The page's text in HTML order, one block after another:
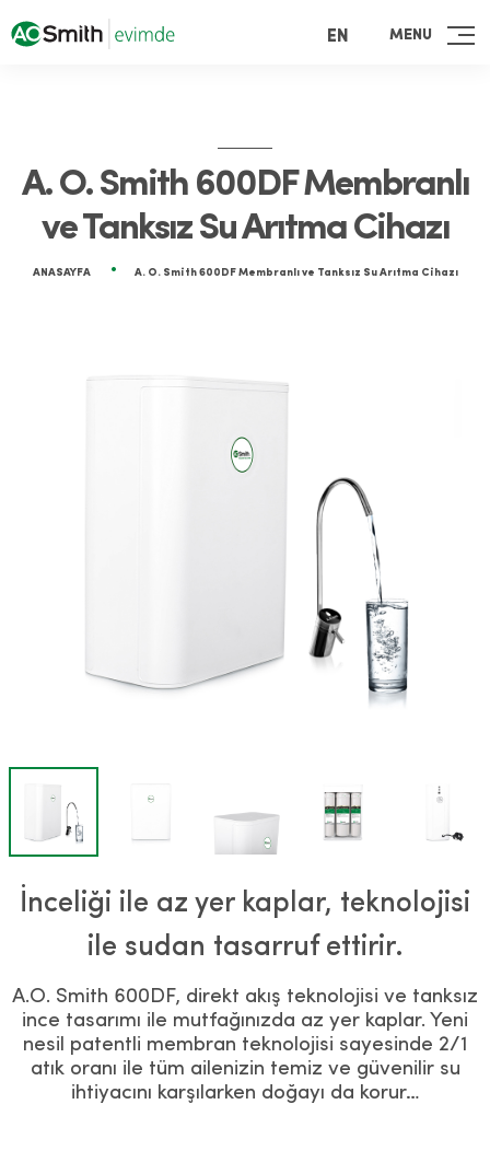
EN MENU
A. O. Smith 600DF Membranlı
ve Tanksız Su Arıtma Cihazı
ANASAYFA A. O. Smith 600DF Membranlı ve Tanksız Su Arıtma Cihazı
İnceliği ile az yer kaplar, teknolojisi
ile sudan tasarruf ettirir.
A.O. Smith 600DF, direkt akış teknolojisi ve tanksız
ince tasarımı ile mutfağınızda az yer kaplar. Yeni
nesil patentli membran teknolojisi sayesinde 2/1
atık oranı ile tüm ailenizin temiz ve güvenilir su
ihtiyacını karşılarken doğayı da korur…